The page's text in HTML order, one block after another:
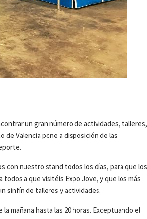
un gran número de actividades, talleres,
de Valencia pone a disposición de las
con nuestro stand todos los días, para que los
a que visitéis Expo Jove, y que los más
sinfín de talleres y actividades.
mañana hasta las 20 horas. Exceptuando el